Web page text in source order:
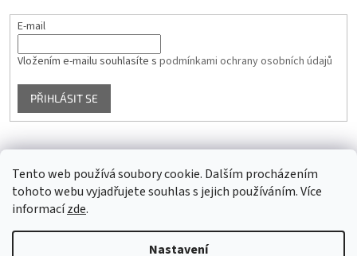
Tento web používá soubory cookie. Dalším procházením
tohoto webu vyjadřujete souhlas s jejich používáním. Více
informacízde.
Nastavení
E-mail
Vložením e-mailu souhlasíte s podmínkami ochrany osobních údajů
PŘIHLÁSIT SE
Facebook